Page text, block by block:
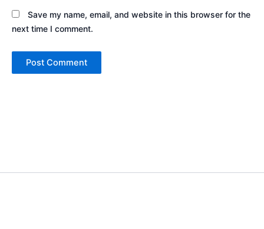
Save my name, email, and website in this browser for the
next time I comment.